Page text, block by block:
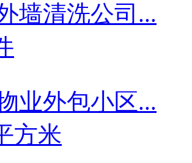
墙清洗公司...
业外包小区...
方米